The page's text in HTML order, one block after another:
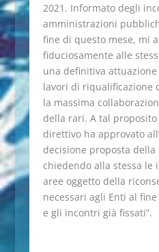
2021. Informato degli
amministrazioni
fine di questo mese, mi
fiduciosamente alle
una definitiva
lavori di riqualificazione
la massima
della rari. A tal
direttivo ha approvato
decisione proposta della
chiedendo alla stessa le
aree oggetto della
necessari agli Enti al
e gli incontri già fissati”.